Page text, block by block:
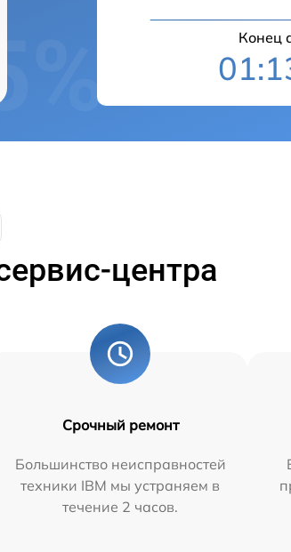
Конец
центра
Срочный ремонт
Большинство неисправностей
техники IBM мы устраняем в
течение 2 часов.